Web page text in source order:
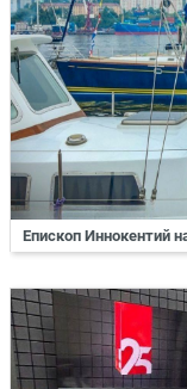
Епископ Иннокентий